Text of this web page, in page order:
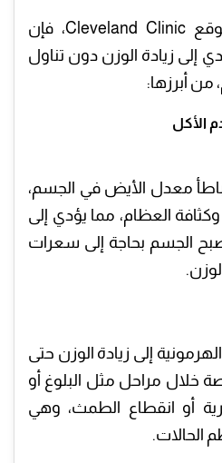
وبحسب ما ورد في موقع Cleveland Clinic، فإن
إلى زيادة الوزن دون تناول
من أبرزها:
الأكل
معدل الأيض في الجسم،
العظام، مما يؤدي إلى
الجسم بحاجة إلى سعرات
إلى زيادة الوزن حتى
خلال مراحل مثل البلوغ أو
أو انقطاع الطمث، وهي
الحالات.